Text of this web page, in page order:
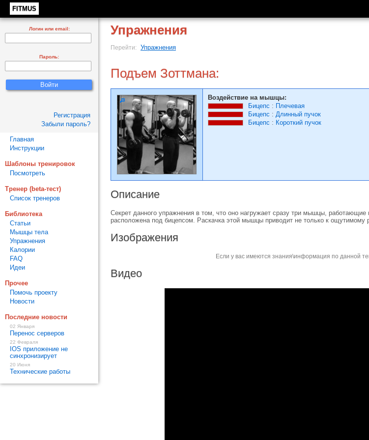
FITMUS
Упражнения
Перейти: Упражнения
Подъем Зоттмана:
Воздействие на мышцы:
Бицепс : Плечевая
Бицепс : Длинный пучок
Бицепс : Короткий пучок
Описание
Секрет данного упражнения в том, что оно нагружает сразу три мышцы,
расположена под бицепсом. Раскачка этой мышцы приводит не только к ощутимому
Изображения
Если у вас имеются знания\информация по данной
Видео
Логин или email:
Пароль:
Регистрация
Забыли пароль?
Главная
Инструкции
Шаблоны тренировок
Посмотреть
Тренер (beta-тест)
Список тренеров
Библиотека
Статьи
Мышцы тела
Упражнения
Калории
FAQ
Идеи
Прочее
Помочь проекту
Новости
Последние новости
02 Января
Перенос серверов
22 Февраля
IOS приложение не
синхронизирует
20 Июня
Технические работы